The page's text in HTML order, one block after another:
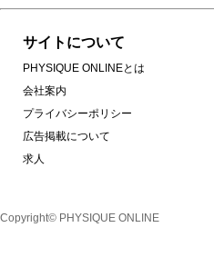
サイトについて
PHYSIQUE ONLINEとは
会社案内
プライバシーポリシー
広告掲載について
求人
Copyright© PHYSIQUE ONLINE